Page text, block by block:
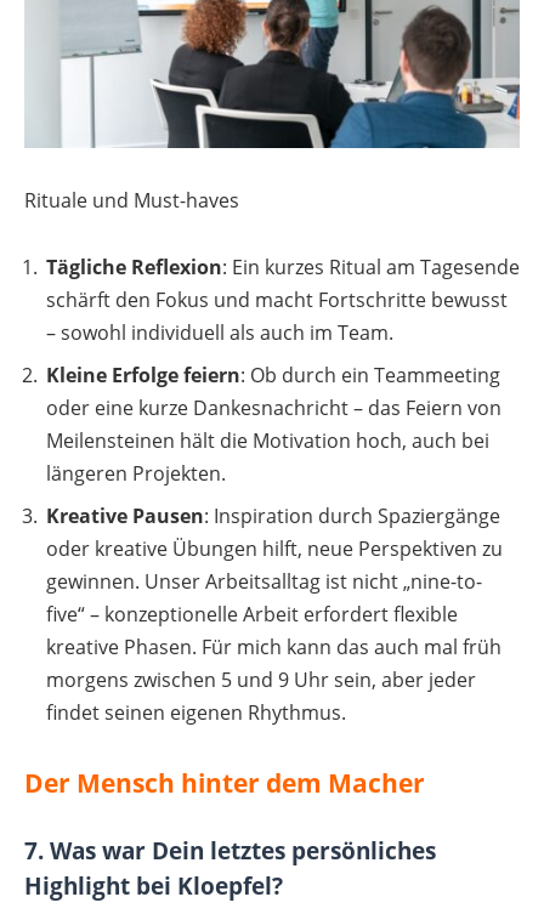
Rituale und Must-haves
Tägliche Reflexion: Ein kurzes Ritual am Tagesende
schärft den Fokus und macht Fortschritte bewusst
– sowohl individuell als auch im Team.
Kleine Erfolge feiern: Ob durch ein Teammeeting
oder eine kurze Dankesnachricht – das Feiern von
Meilensteinen hält die Motivation hoch, auch bei
längeren Projekten.
Kreative Pausen: Inspiration durch Spaziergänge
oder kreative Übungen hilft, neue Perspektiven zu
gewinnen. Unser Arbeitsalltag ist nicht „nine-to-
five“ – konzeptionelle Arbeit erfordert flexible
kreative Phasen. Für mich kann das auch mal früh
morgens zwischen 5 und 9 Uhr sein, aber jeder
findet seinen eigenen Rhythmus.
Der Mensch hinter dem Macher
7. Was war Dein letztes persönliches
Highlight bei Kloepfel?